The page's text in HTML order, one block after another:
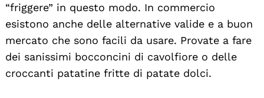
“friggere” in questo modo. In commercio
esistono anche delle alternative valide e a buon
mercato che sono facili da usare. Provate a fare
dei sanissimi bocconcini di cavolfiore o delle
croccanti patatine fritte di patate dolci.